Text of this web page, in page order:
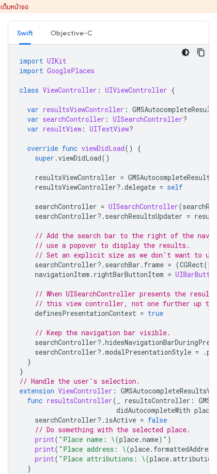
เต็มหน้าจอ
Swift Objective-C
import UIKit
import GooglePlaces
class ViewController : UIViewController {
var resultsViewController :
var searchController : UISearchController?
var resultView : UITextView?
override func viewDidLoad()
{
super .viewDidLoad()
resultsViewController =
resultsViewController?.delegate = self
searchController = UISearchController(
searchController?. searchResultsUpdater =
// Add the search bar to the right of the nav
// use a popover to display the results.
// Set an explicit size as we don't want to
searchController?. searchBar . frame = (CGRect(x
navigationItem . rightBarButtonItem =
// When UISearchController presents the
// this view controller, not one further up
definesPresentationContext = true
// Keep the navigation bar visible.
searchController?.
searchController?.modalPresentationStyle = .
}
}
// Handle the user's selection.
extension ViewController :
func resultsController( resultsController :
didAutocompleteWith place
searchController?. isActive = false
// Do something with the selected place.
print( "Place name: \(place.name) " )
print( "Place address: \(place. formattedAddress
print( "Place attributions: \(place.
}